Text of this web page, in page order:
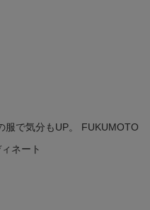
服で気分もUP。 FUKUMOTO
ネート